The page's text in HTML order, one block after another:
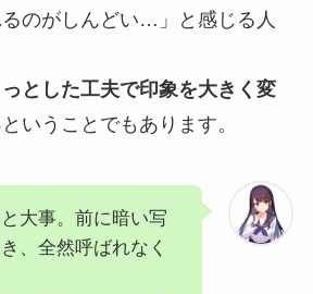
るのがしんどい…」と感じる人
とした工夫で印象を大きく変
ということでもあります。
大事。前に暗い写
、全然呼ばれなく